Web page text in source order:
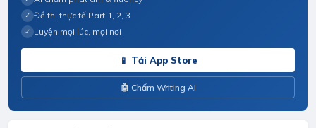
✓ Đề thi thực tế Part 1, 2, 3
✓ Luyện mọi lúc, mọi nơi
📱 Tải App Store
🤖 Chấm Writing AI